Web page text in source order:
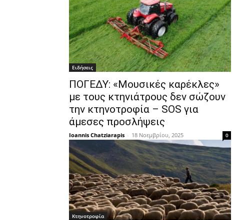
Ειδήσεις
ΠΟΓΕΔΥ: «Μουσικές καρέκλες»
με τους κτηνιάτρους δεν σώζουν
την κτηνοτροφία – SOS για
άμεσες προσλήψεις
Ioannis Chatziarapis - 18 Νοεμβρίου, 2025 0
Κτηνοτροφία